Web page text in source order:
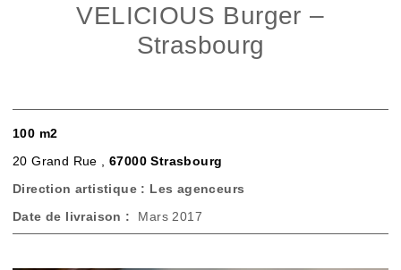
VELICIOUS Burger –
Strasbourg
100 m2
20 Grand Rue ,
67000 Strasbourg
Direction artistique : Les agenceurs
Date de livraison :
Mars 2017